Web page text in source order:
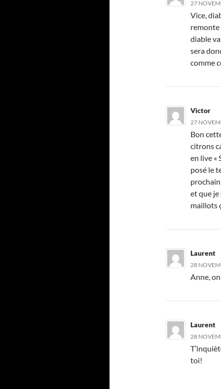
27
Vice,
diable
sera
comme
Victor
27
Bon
citrons
en live «
posé le
et que
maillots
Laurent
28
Anne,
Laurent
28
toi!